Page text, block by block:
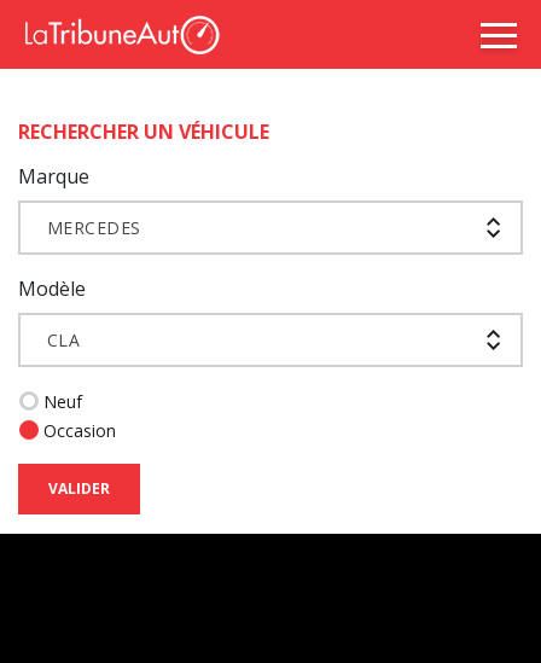
RECHERCHER UN VÉHICULE
Marque
MERCEDES
Modèle
CLA
Neuf
Occasion
VALIDER